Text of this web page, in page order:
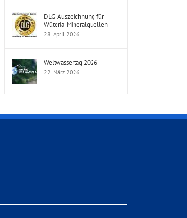
DLG-Auszeichnung für
Wüteria-Mineralquellen
28. April 2026
Weltwassertag 2026
22. März 2026